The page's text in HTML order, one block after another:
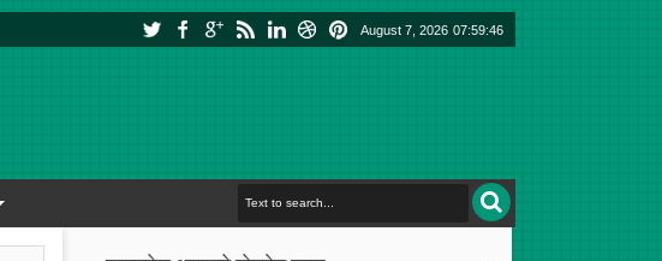
August 7, 2026 07:59:47